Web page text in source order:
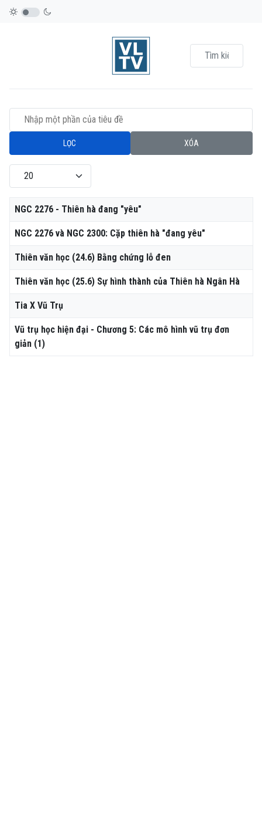
Nhập một phần của tiêu đề
LỌC XÓA
Hiển thị #
Tiêu đề
NGC 2276 - Thiên hà đang "yêu"
NGC 2276 và NGC 2300: Cặp thiên hà "đang yêu"
Thiên văn học (24.6) Bằng chứng lỗ đen
Thiên văn học (25.6) Sự hình thành của Thiên hà Ngân Hà
Tia X Vũ Trụ
Vũ trụ học hiện đại - Chương 5: Các mô hình vũ trụ đơn
giản (1)